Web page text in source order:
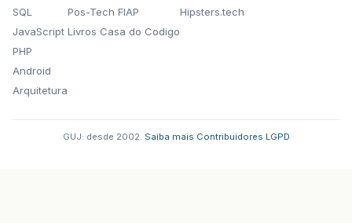
SQL
JavaScript
PHP
Android
Arquitetura
Pos-Tech FIAP
Livros Casa do Codigo
Hipsters.tech
GUJ: desde 2002. Saiba mais Contribuidores LGPD